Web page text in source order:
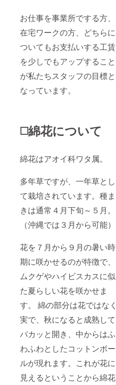
お仕事を事業所でする方、
在宅ワークの方、どちらに
ついてもお支払いする工賃
を少しでもアップすること
が私たちスタッフの目標と
なっています。
◻️綿花について
綿花はアオイ科ワタ属。
多年草ですが、一年草とし
て栽培されています。種ま
きは通常４月下旬～５月。
（沖縄では３月から可能）
花を７月から９月の暑い時
期に咲かせるのが特徴で、
ムクゲやハイビスカスに似
た夏らしい花を咲かせま
す。 綿の部分は花ではなく
実で、秋になると成熟して
パカッと開き、中からはふ
わふわとしたコットンボー
ルが現れます。これが花に
見えるということから綿花